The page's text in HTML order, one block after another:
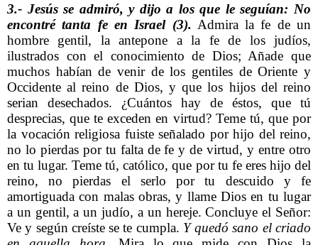
3.- Jesús se admiró, y dijo a los que le seguían: No
encontré tanta fe en Israel (3). Admira la fe de un
hombre gentil, la antepone a la fe de los judíos,
ilustrados con el conocimiento de Dios; Añade que
muchos habían de venir de los gentiles de Oriente y
Occidente al reino de Dios, y que los hijos del reino
serian desechados. ¿Cuántos hay de éstos, que tú
desprecias, que te exceden en virtud? Teme tú, que por
la vocación religiosa fuiste señalado por hijo del reino,
no lo pierdas por tu falta de fe y de virtud, y entre otro
en tu lugar. Teme tú, católico, que por tu fe eres hijo del
reino, no pierdas el serlo por tu descuido y fe
amortiguada con malas obras, y llame Dios en tu lugar
a un gentil, a un judío, a un hereje. Concluye el Señor:
Ve y según creíste se te cumpla. Y quedó sano el criado